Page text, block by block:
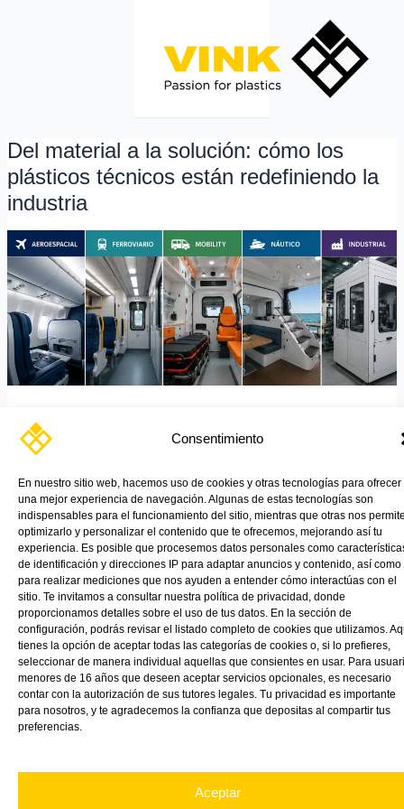
Consentimiento
En nuestro sitio web, hacemos uso de cookies y otras tecnologías para ofrecer
una mejor experiencia de navegación. Algunas de estas tecnologías son
indispensables para el funcionamiento del sitio, mientras que otras nos
optimizarlo y personalizar el contenido que te ofrecemos, mejorando así tu
experiencia. Es posible que procesemos datos personales como
de identificación y direcciones IP para adaptar anuncios y contenido, así como
para realizar mediciones que nos ayuden a entender cómo interactúas con el
sitio. Te invitamos a consultar nuestra política de privacidad, donde
proporcionamos detalles sobre el uso de tus datos. En la sección de
configuración, podrás revisar el listado completo de cookies que utilizamos.
tienes la opción de aceptar todas las categorías de cookies o, si lo prefieres,
seleccionar de manera individual aquellas que consientes en usar. Para
menores de 16 años que deseen aceptar servicios opcionales, es necesario
contar con la autorización de sus tutores legales. Tu privacidad es importante
para nosotros, y te agradecemos la confianza que depositas al compartir tus
preferencias.
Aceptar
Del material a la solución: cómo los
plásticos técnicos están redefiniendo la
industria
se repite más: ¿Cómo combinar seguridad, ligereza, durabilidad y
calidad óptica sin comprometer el rendimiento?
Del
material
a
la
solución:
cómo
los
plásticos
técnicos
están
redefiniendo
la
industria
Read More »